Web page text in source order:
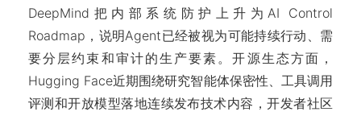
DeepMind把内部系统防护上升为AI Control
Roadmap，说明Agent已经被视为可能持续行动、需
要分层约束和审计的生产要素。开源生态方面，
Hugging Face近期围绕研究智能体保密性、工具调用
评测和开放模型落地连续发布技术内容，开发者社区